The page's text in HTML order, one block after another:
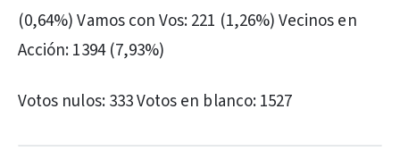
(0,64%) Vamos con Vos: 221 (1,26%) Vecinos en
Acción: 1394 (7,93%)
Votos nulos: 333 Votos en blanco: 1527